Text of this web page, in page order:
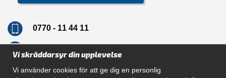
0770 - 11 44 11
Vi skräddarsyr din upplevelse
Vi använder cookies för att ge dig en personlig